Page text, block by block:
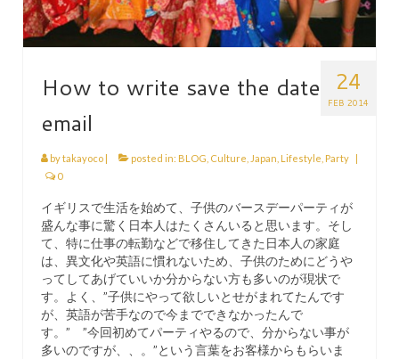
CORPORATE EVENTS
BESPOKE EVENTS
SHOP
ABOUT
CONTACT
PRESS
KIMONO HIRE
BLOG
all posts
24
FEB 2014
How to write save the date
email
bytakayoco posted in: BLOG Culture Japan Lifestyle Party
0
イギリスで生活を始めて、子供のバースデーパーティが
盛んな事に驚く日本人はたくさんいると思います。そし
て、特に仕事の転勤などで移住してきた日本人の家庭
は、異文化や英語に慣れないため、子供のためにどうや
ってしてあげていいか分からない方も多いのが現状で
す。よく、”子供にやって欲しいとせがまれてたんです
が、英語が苦手なので今までできなかったんで
す。” ”今回初めてパーティやるので、分からない事が
多いのですが、、。”という言葉をお客様からもらいま